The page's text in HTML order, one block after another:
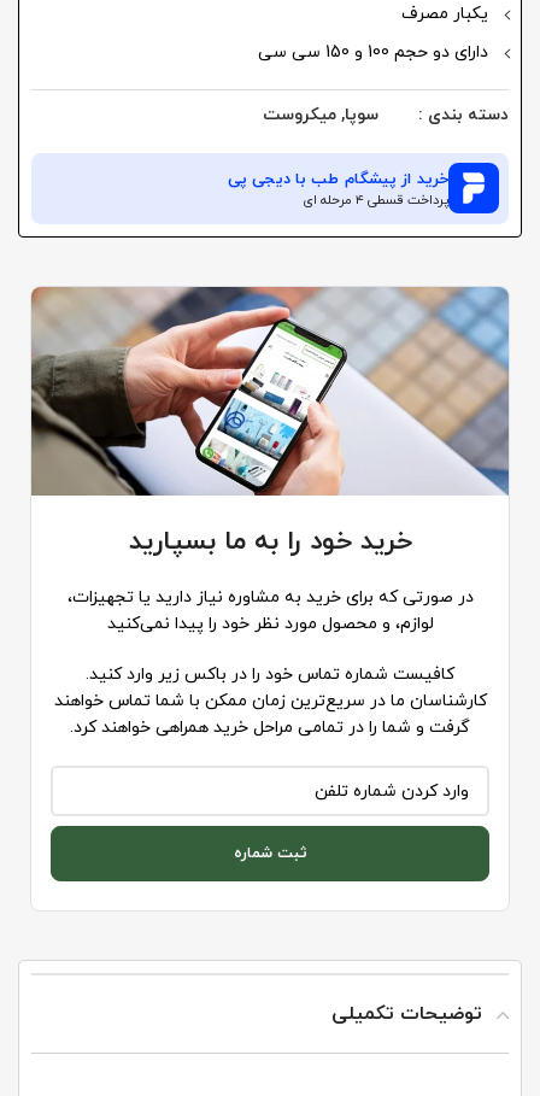
یکبار مصرف
دارای دو حجم 100 و 150 سی سی
دسته بندی : سوپا, میکروست
خرید از پیشگام طببا دیجی پی
پرداخت قسطی ۴ مرحله ای
خرید خود را به ما بسپارید
در صورتی که برای خرید به مشاوره نیاز دارید یا تجهیزات،
لوازم، و محصول مورد نظر خود را پیدا نمی‌کنید
کافیست شماره تماس خود را در باکس زیر وارد کنید.
کارشناسان ما در سریع‌ترین زمان ممکن با شما تماس خواهند
گرفت و شما را در تمامی مراحل خرید همراهی خواهند کرد.
ثبت شماره
توضیحات تکمیلی